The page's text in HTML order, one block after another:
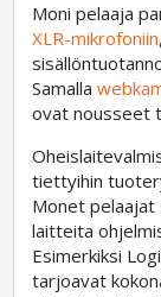
Moni pelaaja
XLR-mikrofoniin
Samalla
ovat nousseet
tiettyihin
Monet pelaajat
laitteita
Esimerkiksi
tarjoavat